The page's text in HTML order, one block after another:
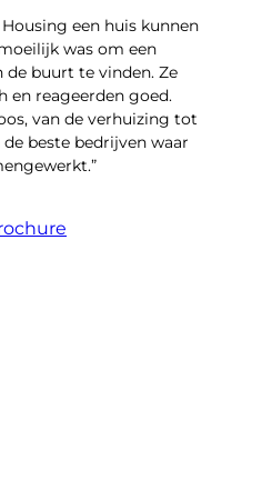
een huis kunnen
was om een
buurt te vinden. Ze
en reageerden goed.
van de verhuizing tot
beste bedrijven waar